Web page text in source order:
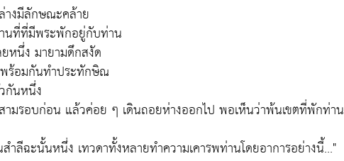
างมีลักษณะคล้าย
านที่ที่มีพระพักอยู่กับท่าน
หนึ่ง มายามดึกสงัด
ร้อมกันทำประทักษิณ
กันหนึ่ง
มรอบก่อน แล้วค่อย ๆ เดินถอยห่างออกไป พอเห็นว่าพ้นเขตที่พักท่าน
ลีฉะนั้นหนึ่ง เทวดาทั้งหลายทำความเคารพท่านโดยอาการอย่างนี้..."